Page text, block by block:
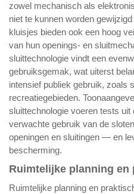
zowel mechanisch als
niet te kunnen worden
kluisjes bieden ook een hoog
van hun openings- en
sluittechnologie vindt een
gebruiksgemak, wat uiterst
intensief publiek gebruik, zoals
recreatiegebieden.
sluittechnologie voeren tests
verwachte gebruik van de
openingen en sluitingen — en
bescherming.
Ruimtelijke planning
Ruimtelijke planning en